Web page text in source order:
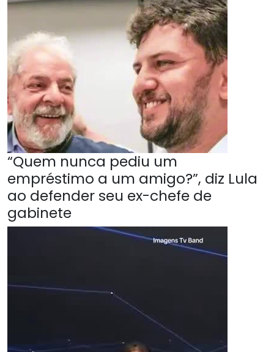
“Quem nunca pediu um
empréstimo a um amigo?”, diz Lula
ao defender seu ex-chefe de
gabinete